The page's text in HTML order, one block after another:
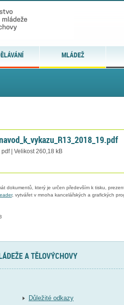
MLÁDEŽ
| Velikost 260,18 kB
dokumentů, který je určen především k tisku,
, vytvářet v mnoha kancelářských a grafických
A TĚLOVÝCHOVY
Důležité odkazy